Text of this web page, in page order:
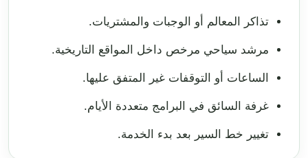
تذاكر المعالم أو الوجبات والمشتريات.
مرشد سياحي مرخص داخل المواقع التاريخية.
الساعات أو التوقفات غير المتفق عليها.
غرفة السائق في البرامج متعددة الأيام.
تغيير خط السير بعد بدء الخدمة.